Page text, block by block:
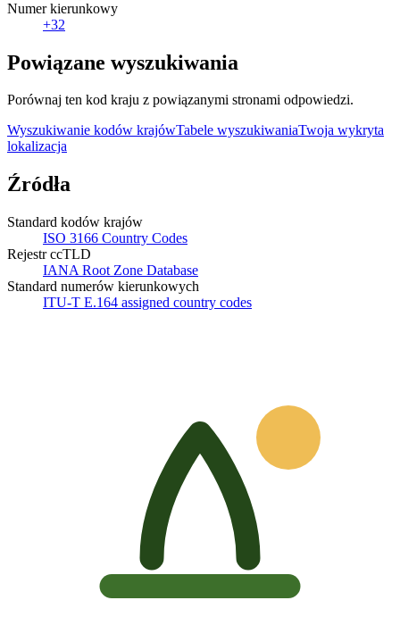
Numer kierunkowy
+32
Powiązane wyszukiwania
Porównaj ten kod kraju z powiązanymi stronami odpowiedzi.
Wyszukiwanie kodów krajówTabele wyszukiwaniaTwoja wykryta
lokalizacja
Źródła
Standard kodów krajów
ISO 3166 Country Codes
Rejestr ccTLD
IANA Root Zone Database
Standard numerów kierunkowych
ITU-T E.164 assigned country codes